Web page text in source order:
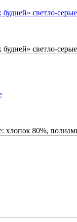
светло-серые
светло-
80%,